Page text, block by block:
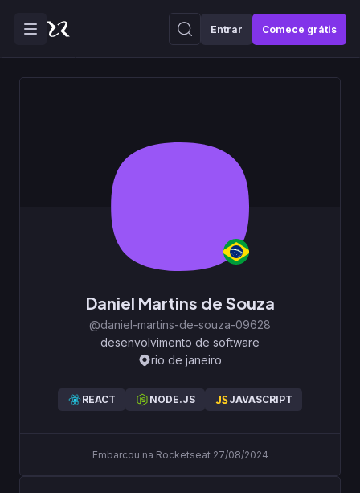
Entrar Comece grátis
Daniel Martins de Souza
@daniel-martins-de-souza-09628
desenvolvimento de software
rio de janeiro
REACT NODE.JS JAVASCRIPT
Embarcou na Rocketseat 27/08/2024